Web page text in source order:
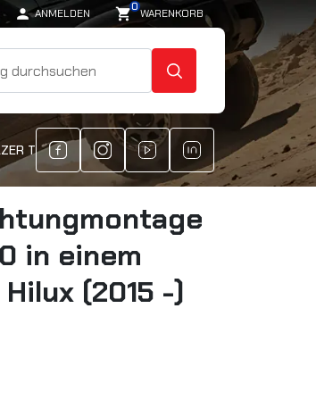
 ANMELDEN shopping_cart0WARENKORB
SUCHE
TRIPLE-R 750 IN EINEM WERKSGRILL - TOYOTA
in einem
(2015 -)